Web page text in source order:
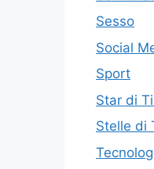
Sesso
Social
Sport
Star di
Stelle di